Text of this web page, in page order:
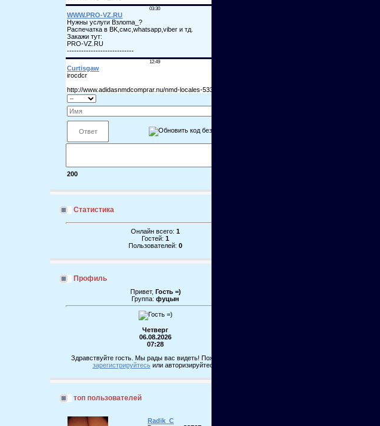
200
Статистика
Онлайн всего: 1
Гостей: 1
Пользователей: 0
Профиль
Привет, Гость =)
Группа: фуцын
Четверг
06.08.2026
07:28
Здравствуйте гость. Мы рады вас видеть! Пожалуйста,
зарегистрируйтесьили авторизируйтесь!
топ пользователей
Radik_C